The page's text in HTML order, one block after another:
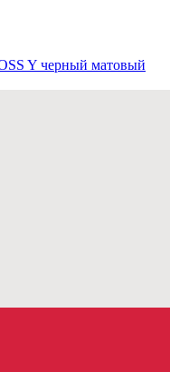
Y черный матовый